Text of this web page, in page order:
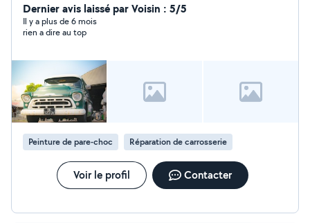
Dernier avis laissé par Voisin : 5/5
Il y a plus de 6 mois
rien a dire au top
Peinture de pare-choc Réparation de carrosserie
Voir le profil Contacter